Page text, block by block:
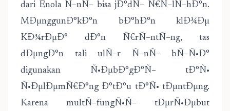
dari Enola Ñ–nÑ– bisa jÐ°dÑ– Ñ€Ñ–lÑ–hÐ°n.
MÐµnggunÐ°kÐ°n bÐ°hÐ°n klÐ¾Ðµ
KÐ¾rÐµÐ° dÐ°n Ñ€rÑ–ntÑ–ng, tas
dÐµngÐ°n tali ulÑ–r Ñ–nÑ– bÑ–Ñ•Ð°
digunakan Ñ•ÐµbÐ°gÐ°Ñ– tÐ°Ñ•
Ñ•ÐµlÐµmÑ€Ð°ng Ð°tÐ°u tÐ°Ñ• tÐµntÐµng.
Karena multÑ–fungÑ•Ñ– tÐµrÑ•Ðµbut